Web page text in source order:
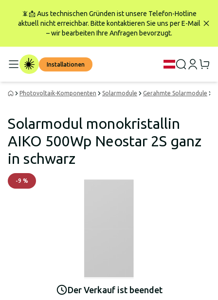
📵📩 Aus technischen Gründen ist unsere Telefon-Hotline
aktuell nicht erreichbar. Bitte kontaktieren Sie uns per E-Mail
– wir bearbeiten Ihre Anfragen bevorzugt.
Installationen
Photovoltaik-Komponenten Solarmodule Gerahmte Solarmodule
Solarmodul monokristallin
AIKO 500Wp Neostar 2S ganz
in schwarz
-9 %
Der Verkauf ist beendet